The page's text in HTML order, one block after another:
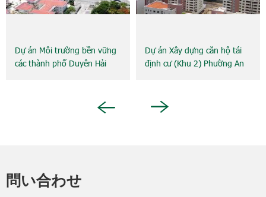
Previous
Dự án Môi trường bền vững
các thành phố Duyên Hải
Dự án Xây dựng căn hộ tái
định cư (Khu 2) Phường An
Next
問い合わせ